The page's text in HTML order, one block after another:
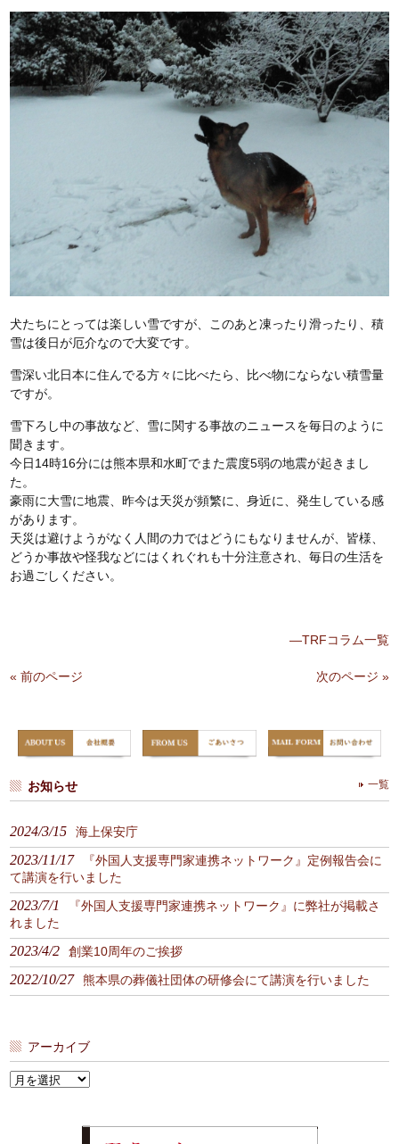
犬たちにとっては楽しい雪ですが、このあと凍ったり滑ったり、積
雪は後日が厄介なので大変です。
雪深い北日本に住んでる方々に比べたら、比べ物にならない積雪量
ですが。
雪下ろし中の事故など、雪に関する事故のニュースを毎日のように
聞きます。
今日14時16分には熊本県和水町でまた震度5弱の地震が起きまし
た。
豪雨に大雪に地震、昨今は天災が頻繁に、身近に、発生している感
があります。
天災は避けようがなく人間の力ではどうにもなりませんが、皆様、
どうか事故や怪我などにはくれぐれも十分注意され、毎日の生活を
お過ごしください。
—TRFコラム一覧
« 前のページ 次のページ »
お知らせ 一覧
2024/3/15 海上保安庁
2023/11/17
『外国人支援専門家連携ネットワーク』定例報告会に
て講演を行いました
2023/7/1
『外国人支援専門家連携ネットワーク』に弊社が掲載さ
れました
2023/4/2 創業10周年のご挨拶
2022/10/27 熊本県の葬儀社団体の研修会にて講演を行いました
アーカイブ
ア